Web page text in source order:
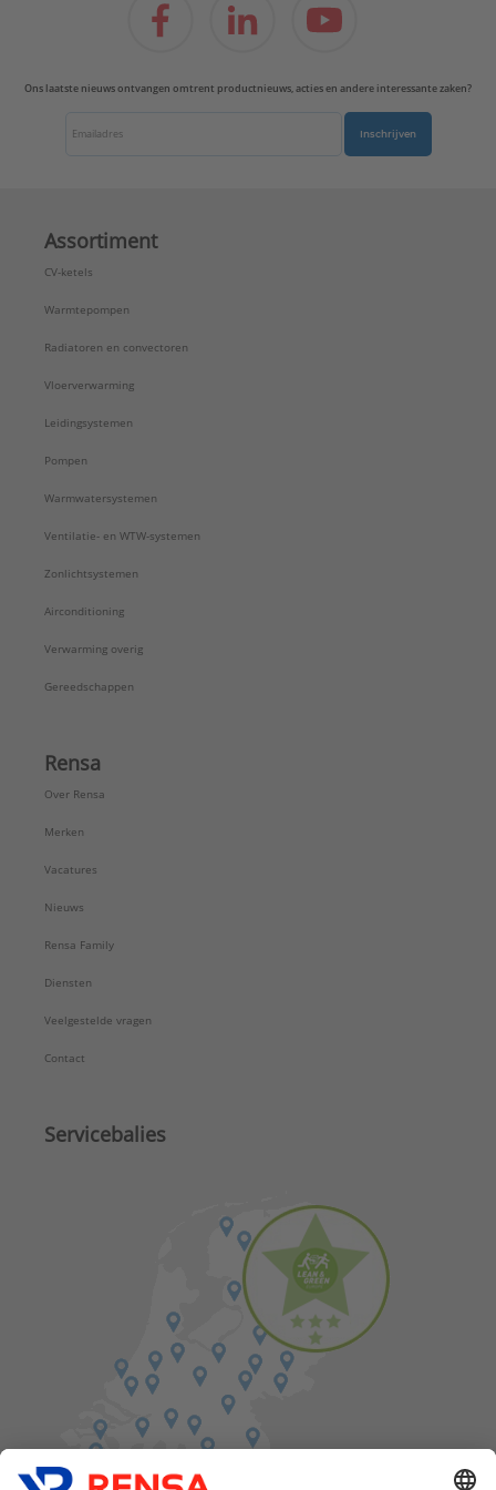
Nee
Type:
A1569-2NAWEWW
Serie:
AS/A range
Ons laatste nieuws ontvangen omtrent productnieuws, acties en andere interessante zaken?
Inschrijven
Assortiment
CV-ketels
Warmtepompen
Radiatoren en convectoren
Vloerverwarming
Leidingsystemen
Pompen
Warmwatersystemen
Ventilatie- en WTW-systemen
Zonlichtsystemen
Airconditioning
Verwarming overig
Gereedschappen
Rensa
Over Rensa
Merken
Vacatures
Nieuws
Rensa Family
Diensten
Veelgestelde vragen
Contact
Servicebalies